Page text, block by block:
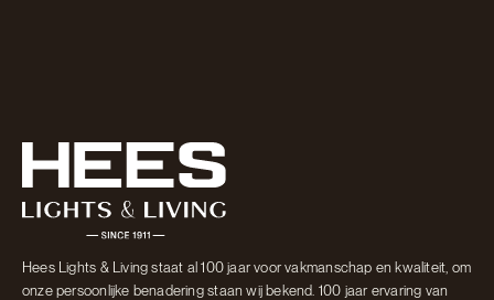
Hees Lights & Living staat al 100 jaar voor vakmanschap en kwaliteit, om
onze persoonlijke benadering staan wij bekend. 100 jaar ervaring van